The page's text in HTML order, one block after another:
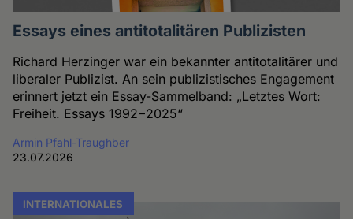
Essays eines antitotalitären Publizisten
Richard Herzinger war ein bekannter antitotalitärer und
liberaler Publizist. An sein publizistisches Engagement
erinnert jetzt ein Essay-Sammelband: „Letztes Wort:
Freiheit. Essays 1992−2025“
Armin Pfahl-Traughber
23.07.2026
INTERNATIONALES